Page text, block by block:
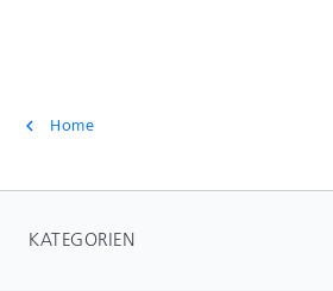
chevron_left Home
KATEGORIEN